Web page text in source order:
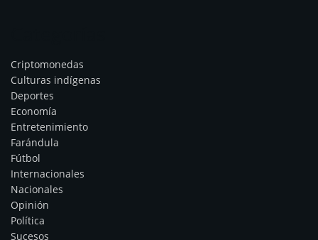
Criptomonedas
Culturas indígenas
Deportes
Economía
Entretenimiento
Farándula
Fútbol
Internacionales
Nacionales
Opinión
Política
Sucesos